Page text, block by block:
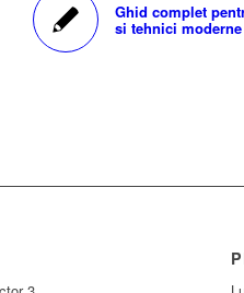
Ghid complet
si tehnici moderne